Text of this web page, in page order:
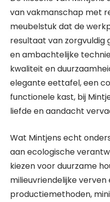
van vakmanschap met
meubelstuk dat de
resultaat van
en ambachtelijke
kwaliteit en
elegante eettafel, een
functionele kast, bij
liefde en aandacht
Wat Mintjens echt
aan ecologische
kiezen voor duurzame
milieuvriendelijke verven
productiemethoden,